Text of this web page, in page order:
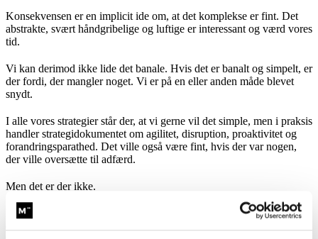
Konsekvensen er en implicit ide om, at det komplekse er fint. Det
abstrakte, svært håndgribelige og luftige er interessant og værd vores
tid.
Vi kan derimod ikke lide det banale. Hvis det er banalt og simpelt, er
der fordi, der mangler noget. Vi er på en eller anden måde blevet
snydt.
I alle vores strategier står der, at vi gerne vil det simple, men i praksis
handler strategidokumentet om agilitet, disruption, proaktivitet og
forandringsparathed. Det ville også være fint, hvis der var nogen,
der ville oversætte til adfærd.
Men det er der ikke.
Dels fordi det er svært. Dels fordi alle begreberne mister deres glitter